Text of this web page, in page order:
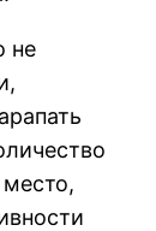
не
место,